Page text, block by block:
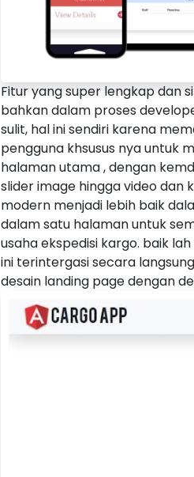
Fitur yang super lengkap dan
bahkan dalam proses
sulit, hal ini sendiri karena
pengguna khsusus nya untuk
halaman utama , dengan
slider image hingga video
modern menjadi lebih baik
dalam satu halaman untuk
usaha ekspedisi kargo. baik
ini terintergasi secara
desain landing page dengan